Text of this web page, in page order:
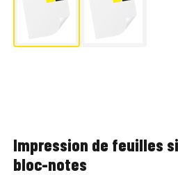
Impression de feuilles
bloc-notes